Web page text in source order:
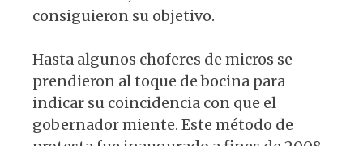
consiguieron su objetivo.
Hasta algunos choferes de micros se
prendieron al toque de bocina para
indicar su coincidencia con que el
gobernador miente. Este método de